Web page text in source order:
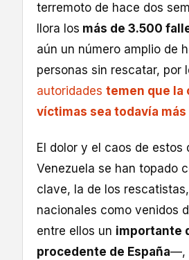
terremoto de hace dos
llora los más de 3.500
aún un número amplio de
personas sin rescatar, por
autoridades temen que la
víctimas sea todavía más
El dolor y el caos de estos
Venezuela se han topado
clave, la de los
nacionales como venidos
entre ellos un importante
procedente de España—,